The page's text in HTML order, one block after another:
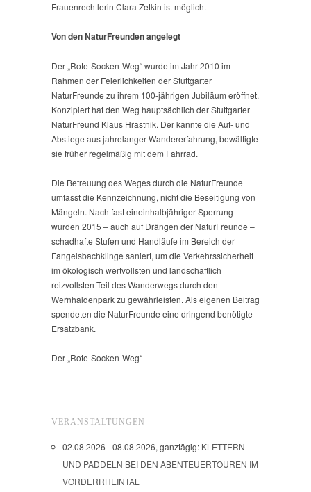
Frauenrechtlerin Clara Zetkin ist möglich.
Von den NaturFreunden angelegt
Der „Rote-Socken-Weg“ wurde im Jahr 2010 im
Rahmen der Feierlichkeiten der Stuttgarter
NaturFreunde zu ihrem 100-jährigen Jubiläum eröffnet.
Konzipiert hat den Weg hauptsächlich der Stuttgarter
NaturFreund Klaus Hrastnik. Der kannte die Auf- und
Abstiege aus jahrelanger Wandererfahrung, bewältigte
sie früher regelmäßig mit dem Fahrrad.
Die Betreuung des Weges durch die NaturFreunde
umfasst die Kennzeichnung, nicht die Beseitigung von
Mängeln. Nach fast eineinhalbjähriger Sperrung
wurden 2015 – auch auf Drängen der NaturFreunde –
schadhafte Stufen und Handläufe im Bereich der
Fangelsbachklinge saniert, um die Verkehrssicherheit
im ökologisch wertvollsten und landschaftlich
reizvollsten Teil des Wanderwegs durch den
Wernhaldenpark zu gewährleisten. Als eigenen Beitrag
spendeten die NaturFreunde eine dringend benötigte
Ersatzbank.
Der „Rote-Socken-Weg“
VERANSTALTUNGEN
02.08.2026 - 08.08.2026, ganztägig: KLETTERN
UND PADDELN BEI DEN ABENTEUERTOUREN IM
VORDERRHEINTAL